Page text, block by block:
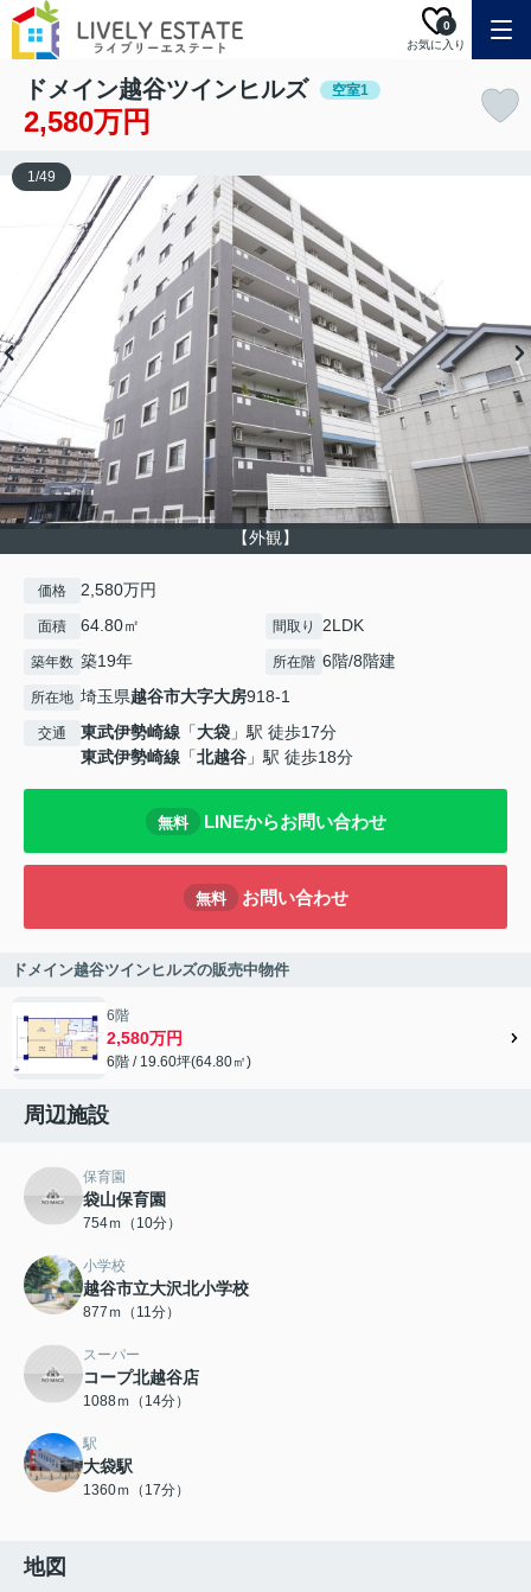
お気に入り
0
ドメイン越谷ツインヒルズ 空室1
2,580万円
【外観】
1/49
価格 2,580万円
面積 64.80㎡ 間取り 2LDK
築年数 築19年 所在階 6階/8階建
所在地 埼玉県越谷市大字大房918-1
交通 東武伊勢崎線 「大袋 」駅 徒歩17分
東武伊勢崎線 「北越谷 」駅 徒歩18分
無料 LINEからお問い合わせ
無料 お問い合わせ
ドメイン越谷ツインヒルズの販売中物件
6階
2,580万円
6階 / 19.60坪(64.80㎡)
周辺施設
保育園
袋山保育園
754ｍ（10分）
小学校
越谷市立大沢北小学校
877ｍ（11分）
スーパー
コープ北越谷店
1088ｍ（14分）
駅
大袋駅
1360ｍ（17分）
地図